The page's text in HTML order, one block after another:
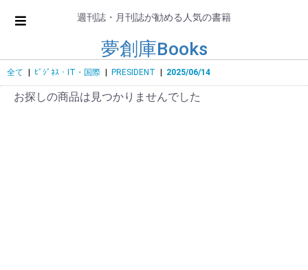
週刊誌・月刊誌が勧める人気の書籍
夢創庫Books
全て ﾋﾞｼﾞﾈｽ・IT・国際 PRESIDENT 2025/06/14
お探しの商品は見つかりませんでした